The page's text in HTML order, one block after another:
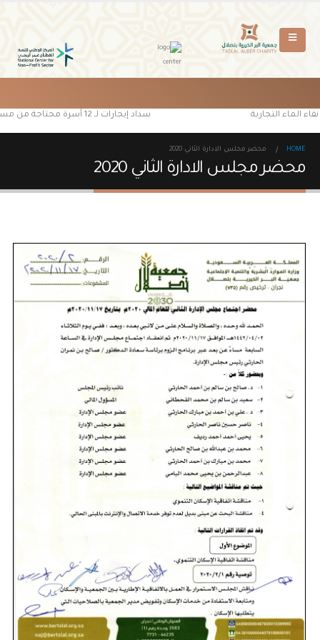
سداد إيجارات لـ 12 أسرة محتاجة من مستفيدي جمعية البر الخيرية بتصلال الماء التجارية
HOME محضر مجلس الادارة الثاني 2020
محضر مجلس الادارة الثاني 2020